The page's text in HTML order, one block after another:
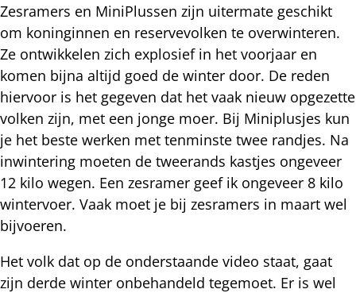
Zesramers en MiniPlussen zijn uitermate geschikt
om koninginnen en reservevolken te overwinteren.
Ze ontwikkelen zich explosief in het voorjaar en
komen bijna altijd goed de winter door. De reden
hiervoor is het gegeven dat het vaak nieuw opgezette
volken zijn, met een jonge moer. Bij Miniplusjes kun
je het beste werken met tenminste twee randjes. Na
inwintering moeten de tweerands kastjes ongeveer
12 kilo wegen. Een zesramer geef ik ongeveer 8 kilo
wintervoer. Vaak moet je bij zesramers in maart wel
bijvoeren.
Het volk dat op de onderstaande video staat, gaat
zijn derde winter onbehandeld tegemoet. Er is wel